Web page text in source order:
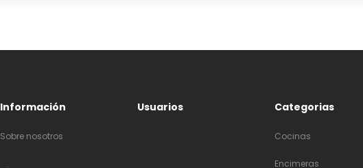
Información
Sobre nosotros
.
Usuarios Categorias
Cocinas
Encimeras